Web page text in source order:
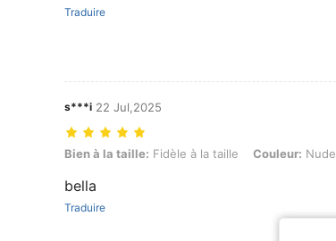
Traduire
s***i 22 Jul,2025
Bien à la taille: Fidèle à la taille, Couleur: Nude, Taille: L
Bien à la taille: Fidèle à la taille Couleur: Nude
bella
Traduire